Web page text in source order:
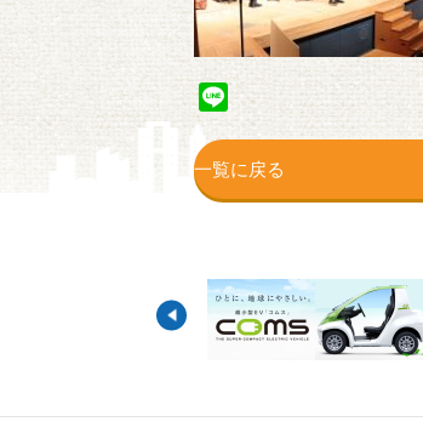
Line
一覧に戻る